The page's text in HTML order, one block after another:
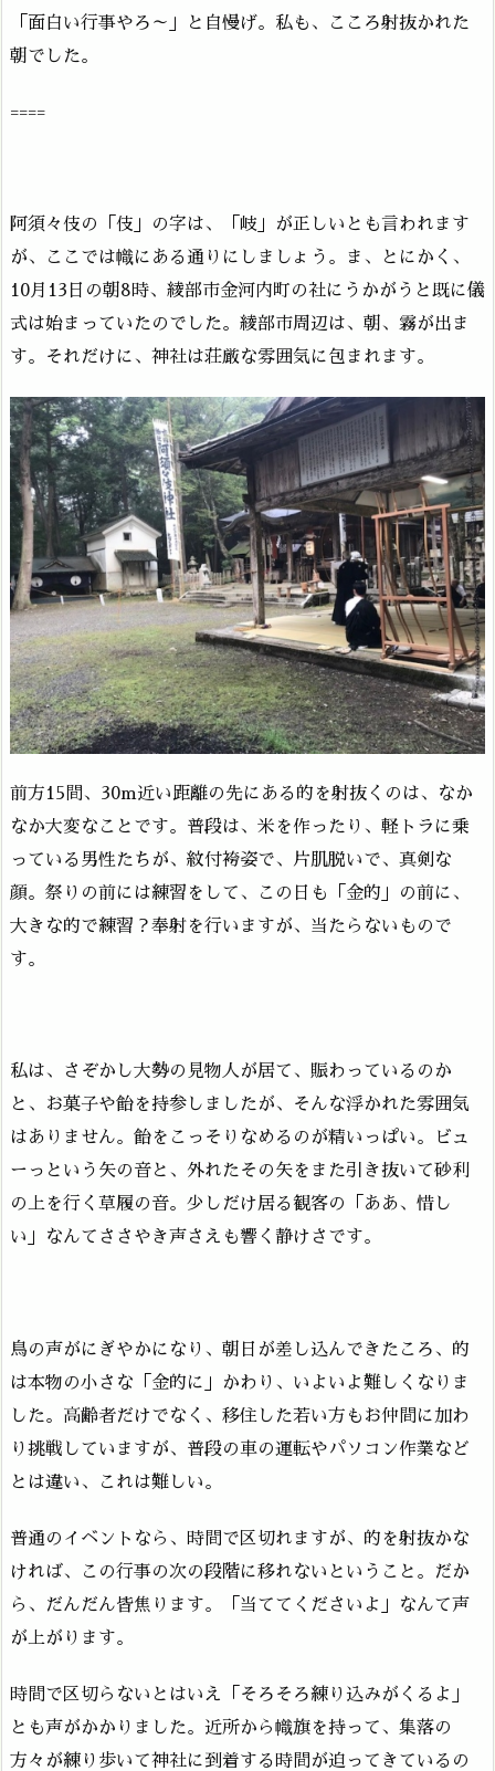
「面白い行事やろ～」と自慢げ。私も、こころ射抜かれた
朝でした。
====
阿須々伎の「伎」の字は、「岐」が正しいとも言われます
が、ここでは幟にある通りにしましょう。ま、とにかく、
10月13日の朝8時、綾部市金河内町の社にうかがうと既に儀
式は始まっていたのでした。綾部市周辺は、朝、霧が出ま
す。それだけに、神社は荘厳な雰囲気に包まれます。
前方15間、30m近い距離の先にある的を射抜くのは、なか
なか大変なことです。普段は、米を作ったり、軽トラに乗
っている男性たちが、紋付袴姿で、片肌脱いで、真剣な
顔。祭りの前には練習をして、この日も「金的」の前に、
大きな的で練習？奉射を行いますが、当たらないもので
す。
私は、さぞかし大勢の見物人が居て、賑わっているのか
と、お菓子や飴を持参しましたが、そんな浮かれた雰囲気
はありません。飴をこっそりなめるのが精いっぱい。ビュ
ーっという矢の音と、外れたその矢をまた引き抜いて砂利
の上を行く草履の音。少しだけ居る観客の「ああ、惜し
い」なんてささやき声さえも響く静けさです。
鳥の声がにぎやかになり、朝日が差し込んできたころ、的
は本物の小さな「金的に」かわり、いよいよ難しくなりま
した。高齢者だけでなく、移住した若い方もお仲間に加わ
り挑戦していますが、普段の車の運転やパソコン作業など
とは違い、これは難しい。
普通のイベントなら、時間で区切れますが、的を射抜かな
ければ、この行事の次の段階に移れないということ。だか
ら、だんだん皆焦ります。「当ててくださいよ」なんて声
が上がります。
時間で区切らないとはいえ「そろそろ練り込みがくるよ」
とも声がかかりました。近所から幟旗を持って、集落の
方々が練り歩いて神社に到着する時間が迫ってきているの